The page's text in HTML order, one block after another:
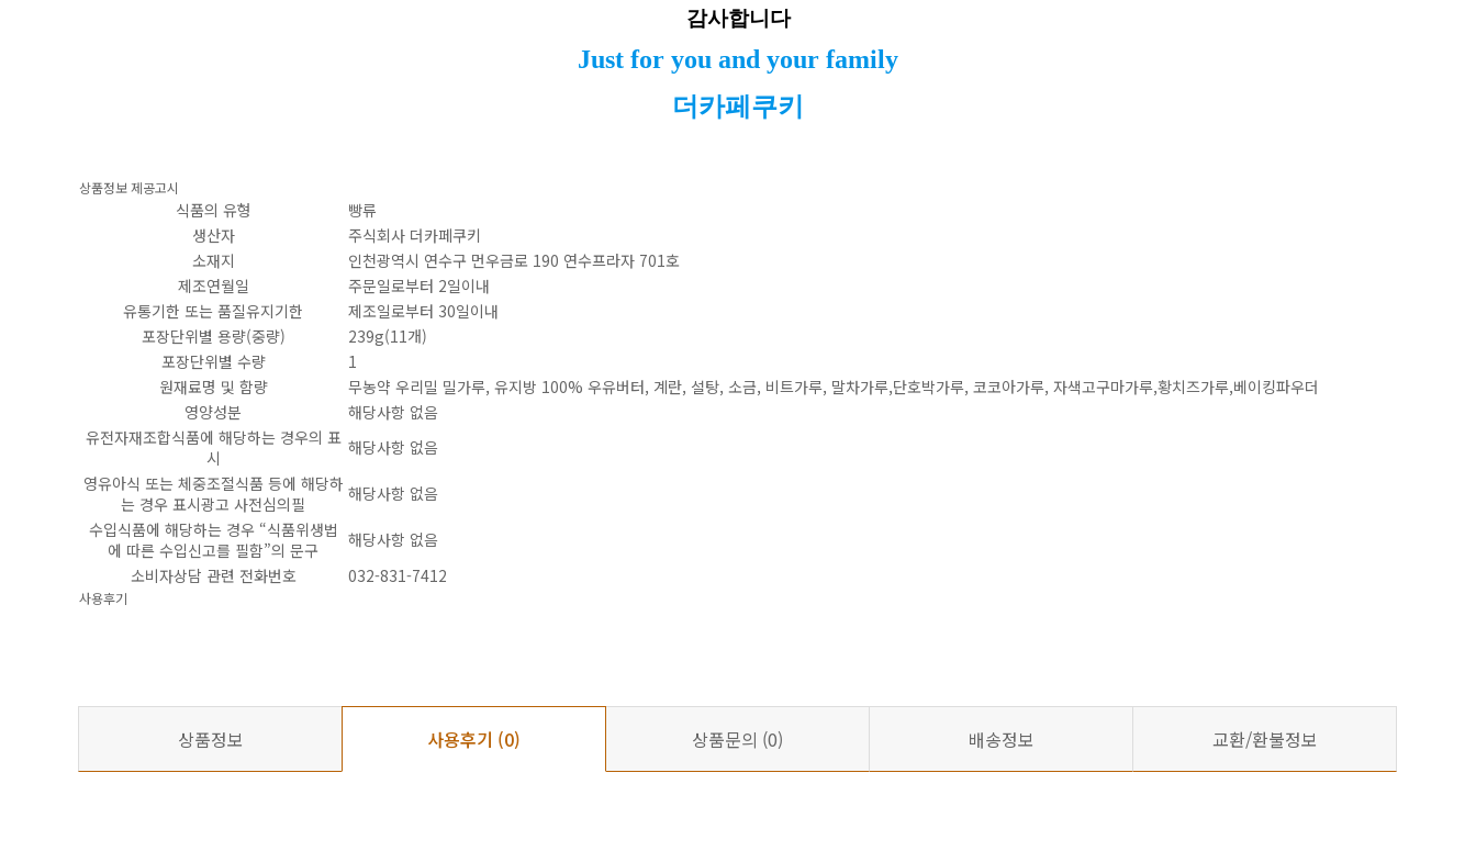
감사합니다
Just for you and your family
더카페쿠키
상품정보 제공고시
식품의 유형
빵류
생산자
주식회사 더카페쿠키
소재지
인천광역시 연수구 먼우금로 190 연수프라자 701호
제조연월일
주문일로부터 2일이내
유통기한 또는 품질유지기한
제조일로부터 30일이내
포장단위별 용량(중량)
239g(11개)
포장단위별 수량
1
원재료명 및 함량
무농약 우리밀 밀가루, 유지방 100% 우유버터, 계란, 설탕, 소금, 비트가루, 말차가루,단호박가루, 코코아가루, 자색고구마가루,황치즈가루,베이킹파우더
영양성분
해당사항 없음
유전자재조합식품에 해당하는 경우의 표
시
해당사항 없음
영유아식 또는 체중조절식품 등에 해당하
는 경우 표시광고 사전심의필
해당사항 없음
수입식품에 해당하는 경우 “식품위생법
에 따른 수입신고를 필함”의 문구
해당사항 없음
소비자상담 관련 전화번호
032-831-7412
사용후기
상품정보 사용후기 (0) 상품문의 (0) 배송정보 교환/환불정보